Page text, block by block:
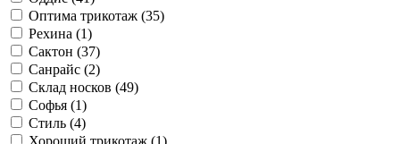
Оптима трикотаж (35)
Рехина (1)
Сактон (37)
Санрайс (2)
Склад носков (49)
Софья (1)
Стиль (4)